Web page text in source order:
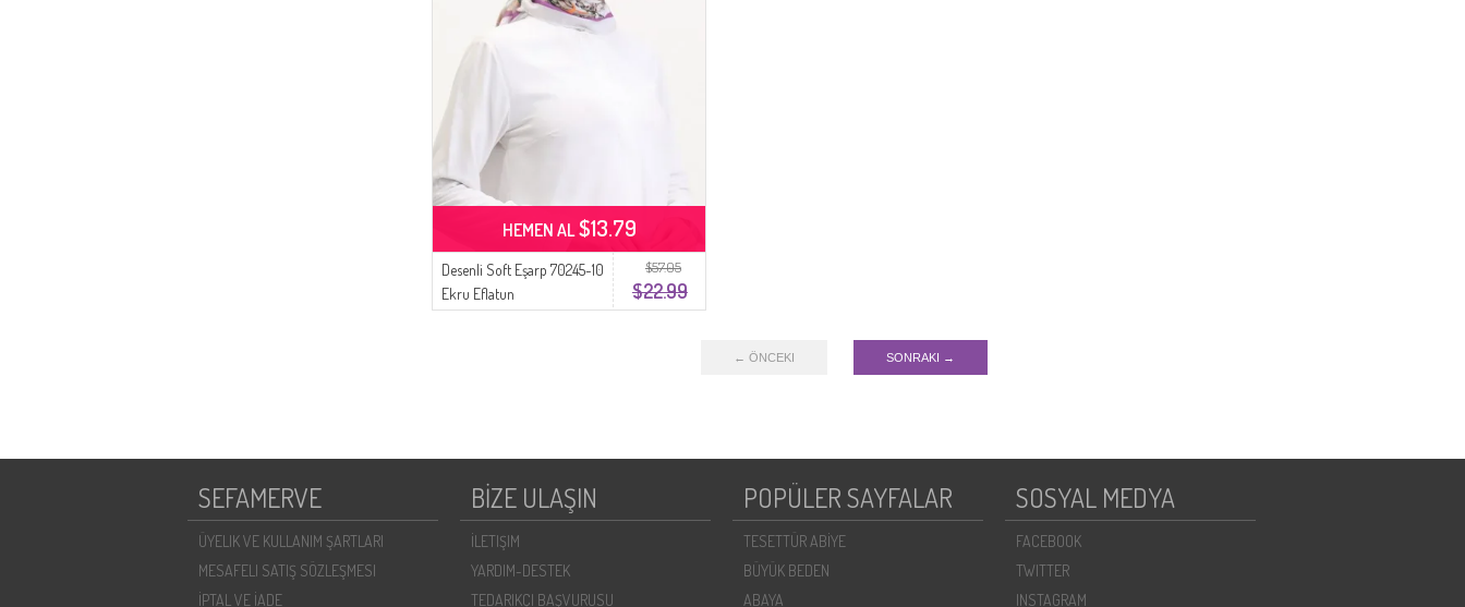
$57.05
$22.99
Desenli Soft Eşarp 70245-10
Ekru Eflatun
HEMEN AL$13.79
← ÖNCEKI SONRAKI →
SEFAMERVE
ÜYELIK VE KULLANIM ŞARTLARI
MESAFELI SATIŞ SÖZLEŞMESI
İPTAL VE İADE
BİZE ULAŞIN
İLETIŞIM
YARDIM-DESTEK
TEDARIKÇI BAŞVURUSU
POPÜLER SAYFALAR
TESETTÜR ABİYE
BÜYÜK BEDEN
ABAYA
SOSYAL MEDYA
FACEBOOK
TWITTER
INSTAGRAM